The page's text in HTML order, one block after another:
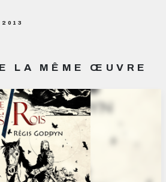
2013
LA MÊME ŒUVRE